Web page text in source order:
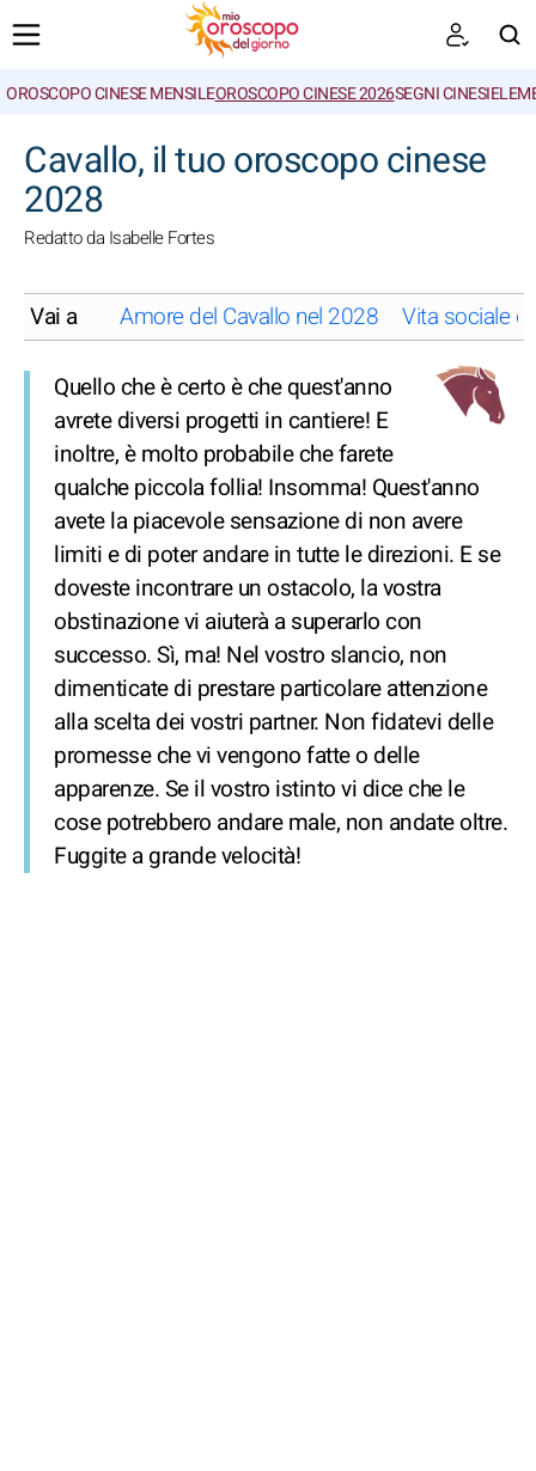
OROSCOPO CINESE MENSILEOROSCOPO CINESE 2026SEGNI CINESI
Cavallo, il tuo oroscopo cinese
2028
Redatto da Isabelle Fortes
Vai a Amore del Cavallo nel 2028 Vita sociale
Quello che è certo è che quest'anno
avrete diversi progetti in cantiere! E
inoltre, è molto probabile che farete
qualche piccola follia! Insomma! Quest'anno
avete la piacevole sensazione di non avere
limiti e di poter andare in tutte le direzioni. E se
doveste incontrare un ostacolo, la vostra
obstinazione vi aiuterà a superarlo con
successo. Sì, ma! Nel vostro slancio, non
dimenticate di prestare particolare attenzione
alla scelta dei vostri partner. Non fidatevi delle
promesse che vi vengono fatte o delle
apparenze. Se il vostro istinto vi dice che le
cose potrebbero andare male, non andate oltre.
Fuggite a grande velocità!